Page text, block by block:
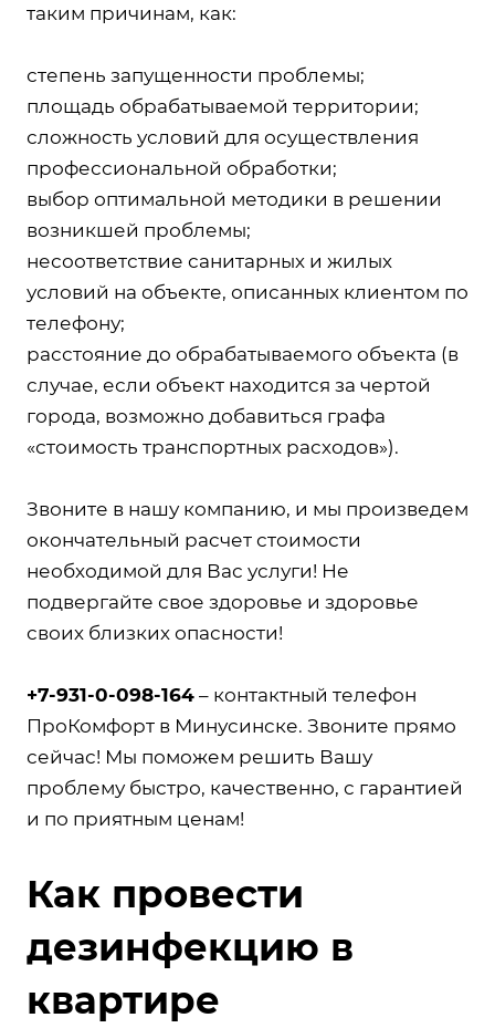
таким причинам, как:
степень запущенности проблемы;
площадь обрабатываемой территории;
сложность условий для осуществления
профессиональной обработки;
выбор оптимальной методики в решении
возникшей проблемы;
несоответствие санитарных и жилых
условий на объекте, описанных клиентом по
телефону;
расстояние до обрабатываемого объекта (в
случае, если объект находится за чертой
города, возможно добавиться графа
«стоимость транспортных расходов»).
Звоните в нашу компанию, и мы произведем
окончательный расчет стоимости
необходимой для Вас услуги! Не
подвергайте свое здоровье и здоровье
своих близких опасности!
+7-931-0-098-164 – контактный телефон
ПроКомфорт в Минусинске. Звоните прямо
сейчас! Мы поможем решить Вашу
проблему быстро, качественно, с гарантией
и по приятным ценам!
Как провести
дезинфекцию в
квартире